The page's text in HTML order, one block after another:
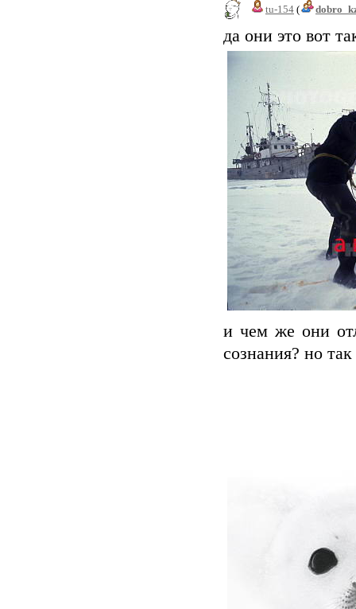
tu-154 (
да они это вот
и чем же они
сознания? но